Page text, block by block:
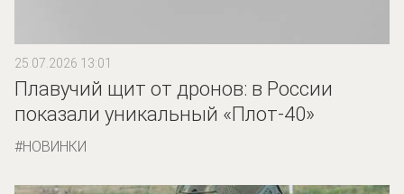
25.07.2026 13:01
Плавучий щит от дронов: в России
показали уникальный «Плот-40»
НОВИНКИ